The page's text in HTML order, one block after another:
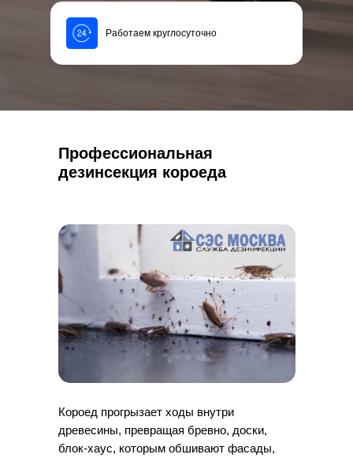
Работаем круглосуточно
Профессиональная
дезинсекция короеда
Короед прогрызает ходы внутри
древесины, превращая бревно, доски,
блок-хаус, которым обшивают фасады,